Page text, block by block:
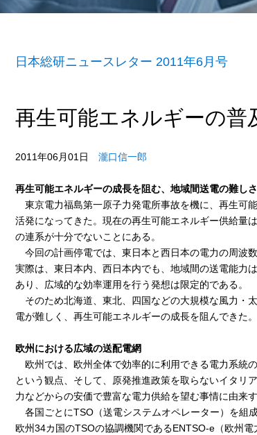
日本総研ニュースレター 2011年6月号
再生可能エネルギーの普
2011年06月01日 瀧口信一郎
再生可能エネルギーの成長を阻む、地域間送電の難しさ
東京電力福島第一原子力発電所事故を機に、再生可
活発になってきた。現在の再生可能エネルギー供給量
の連系が十分でないことにある。
今回の計画停電では、東日本と西日本の電力の周波
実際は、東日本内、西日本内でも、地域間の送電能力
あり、広域的な効率運用を行う発想は限定的である。
そのため北海道、東北、四国などの大規模な風力・
電が難しく、再生可能エネルギーの成長を阻んできた。
欧州における広域の送配電網
欧州では、欧州全体で効率的に利用できる電力系統
という観点、そして、原発推進政策を取らないイタリ
力などからの安価で豊富な電力供給を望む事情に由来す
各国ごとにTSO（送電システムオペレーター）を組
欧州34カ国のTSOの協調機関であるENTSO-e（欧州